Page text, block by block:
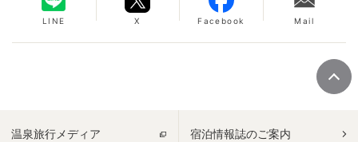
LINE X Facebook Mail
温泉旅行メディア 宿泊情報誌のご案内